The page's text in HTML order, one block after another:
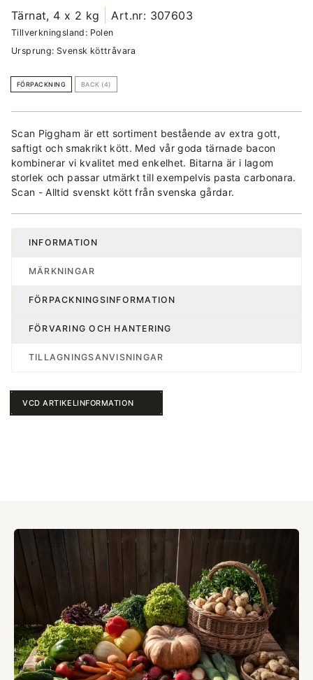
Tärnat, 4 x 2 kg Art.nr: 307603
Tillverkningsland: Polen
Ursprung: Svensk köttråvara
FÖRPACKNING BACK (4)
Scan Piggham är ett sortiment bestående av extra gott,
saftigt och smakrikt kött. Med vår goda tärnade bacon
kombinerar vi kvalitet med enkelhet. Bitarna är i lagom
storlek och passar utmärkt till exempelvis pasta carbonara.
Scan - Alltid svenskt kött från svenska gårdar.
INFORMATION
MÄRKNINGAR
FÖRPACKNINGSINFORMATION
FÖRVARING OCH HANTERING
TILLAGNINGSANVISNINGAR
VCD ARTIKELINFORMATION